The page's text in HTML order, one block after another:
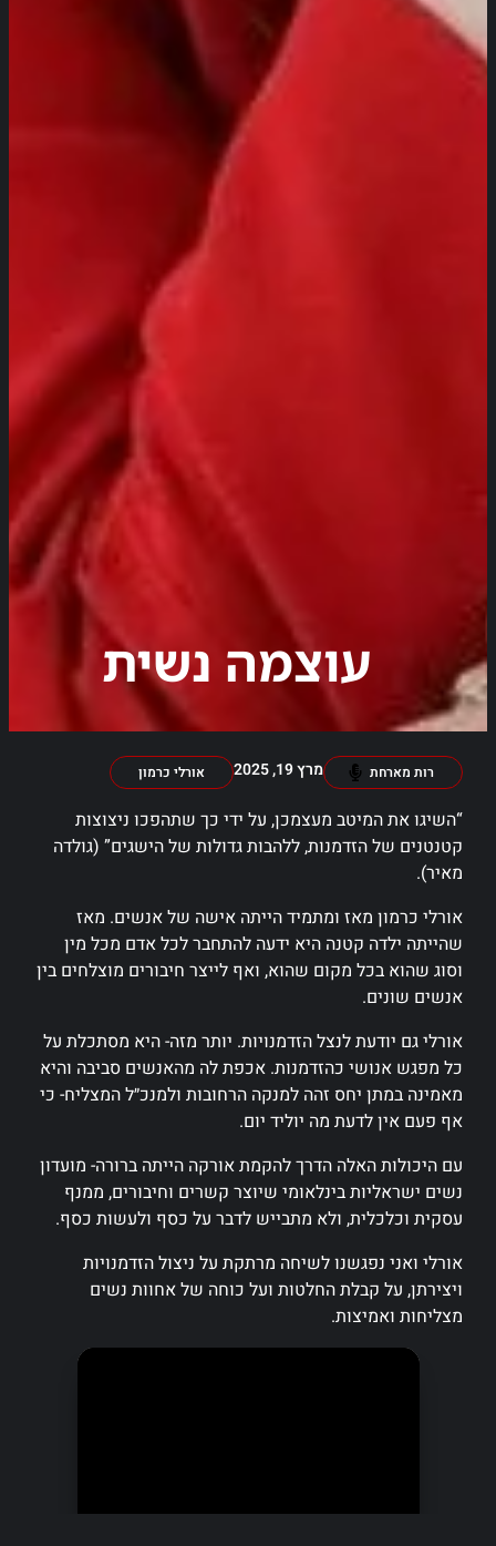
עוצמה נשית
רות מארחת מרץ 19, 2025 אורלי כרמון
“השיגו את המיטב מעצמכן, על ידי כך שתהפכו ניצוצות
קטנטנים של הזדמנות, ללהבות גדולות של הישגים” (גולדה
מאיר).
אורלי כרמון מאז ומתמיד הייתה אישה של אנשים. מאז
שהייתה ילדה קטנה היא ידעה להתחבר לכל אדם מכל מין
וסוג שהוא בכל מקום שהוא, ואף לייצר חיבורים מוצלחים בין
אנשים שונים.
אורלי גם יודעת לנצל הזדמנויות. יותר מזה- היא מסתכלת על
כל מפגש אנושי כהזדמנות. אכפת לה מהאנשים סביבה והיא
מאמינה במתן יחס זהה למנקה הרחובות ולמנכ״ל המצליח- כי
אף פעם אין לדעת מה יוליד יום.
עם היכולות האלה הדרך להקמת אורקה הייתה ברורה- מועדון
נשים ישראליות בינלאומי שיוצר קשרים וחיבורים, ממנף
עסקית וכלכלית, ולא מתבייש לדבר על כסף ולעשות כסף.
אורלי ואני נפגשנו לשיחה מרתקת על ניצול הזדמנויות
ויצירתן, על קבלת החלטות ועל כוחה של אחוות נשים
מצליחות ואמיצות.